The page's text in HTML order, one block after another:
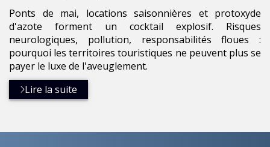
Ponts de mai, locations saisonnières et protoxyde
d'azote forment un cocktail explosif. Risques
neurologiques, pollution, responsabilités floues :
pourquoi les territoires touristiques ne peuvent plus se
payer le luxe de l'aveuglement.
Lire la suite